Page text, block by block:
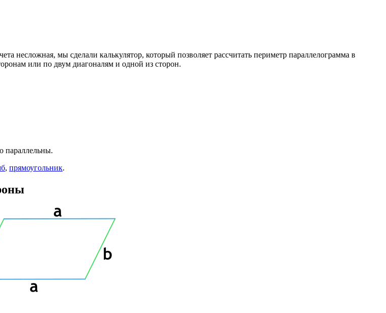
несложная, мы сделали калькулятор, который позволяет рассчитать периметр параллелограмма в
или по двум диагоналям и одной из сторон.
параллельны.
, прямоугольник.